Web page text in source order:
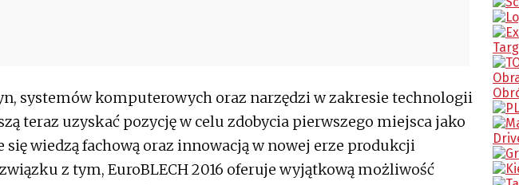
systemów komputerowych oraz narzędzi w zakresie technologii
teraz uzyskać pozycję w celu zdobycia pierwszego miejsca jako
się wiedzą fachową oraz innowacją w nowej erze produkcji
z tym, EuroBLECH 2016 oferuje wyjątkową możliwość